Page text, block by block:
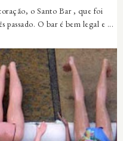
o Santo Bar , que foi
O bar é bem legal e ...